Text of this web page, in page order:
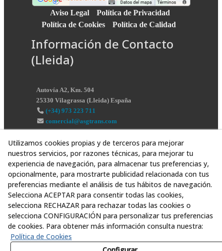
Aviso Legal
Política de Privacidad
Política de Cookies
Política de Calidad
Información de Contacto
(Lleida)
Autovía A2, Km. 504
25330 Vilagrassa (Lleida) España
(+34) 973 223 711
comercial@asgtrans.com
Utilizamos cookies propias y de terceros para mejorar
nuestros servicios, por razones técnicas, para mejorar tu
experiencia de navegación, para almacenar tus preferencias y,
opcionalmente, para mostrarte publicidad relacionada con tus
preferencias mediante el análisis de tus hábitos de navegación.
Selecciona ACEPTAR para consentir todas las cookies,
selecciona RECHAZAR para rechazar todas las cookies o
selecciona CONFIGURACIÓN para personalizar tus preferencias
de cookies. Para obtener más información consulta nuestra:
Política de Cookies